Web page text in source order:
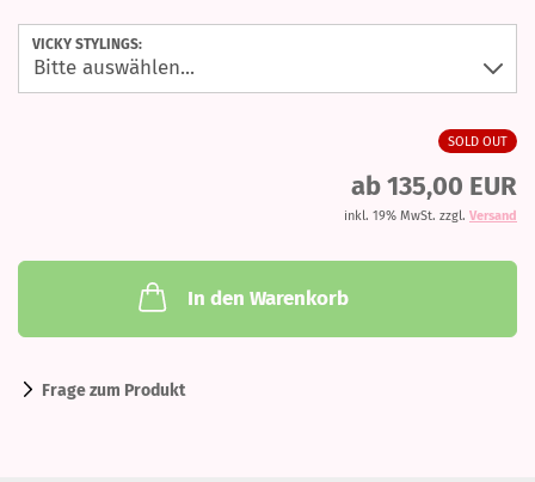
VICKY STYLINGS:
SOLD OUT
ab 135,00 EUR
inkl. 19% MwSt. zzgl. Versand
In den Warenkorb
Frage zum Produkt